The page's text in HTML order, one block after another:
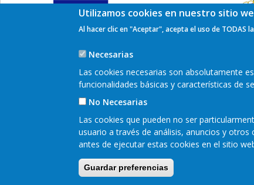
Encuéntranos en redes sociales:
Pie
Utilizamos cookies en nuestro sitio
Al hacer clic en "Aceptar", acepta el uso de TODAS
Necesarias
Las cookies necesarias son absolutamente
funcionalidades básicas y características de
No Necesarias
Las cookies que pueden no ser
usuario a través de análisis, anuncios y
antes de ejecutar estas cookies en el sitio
Guardar preferencias